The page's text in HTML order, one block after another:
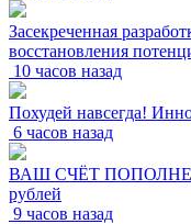
Засекреченная
восстановления
10 часов назад
Похудей навсегда!
6 часов назад
ВАШ СЧЁТ ПОПОЛНЕН
рублей
9 часов назад